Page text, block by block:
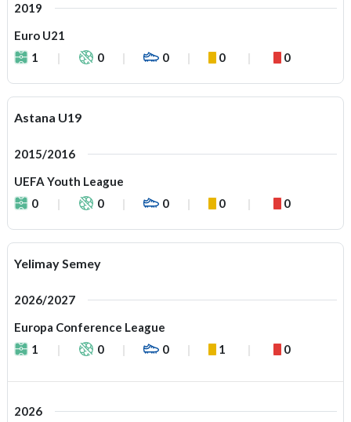
2019
Euro U21
1
0 0 0 0
Astana U19
2015/2016
UEFA Youth League
0
0 0 0 0
Yelimay Semey
2026/2027
Europa Conference League
1
0 0 1 0
2026